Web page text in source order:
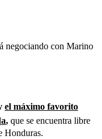
negociando con Marino
el máximo favorito
, que se encuentra libre
Honduras.